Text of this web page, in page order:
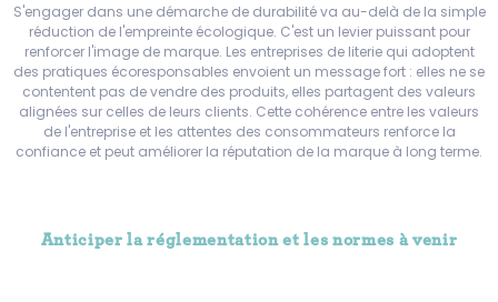
S'engager dans une démarche de durabilité va au-delà de la simple
réduction de l'empreinte écologique. C'est un levier puissant pour
renforcer l'image de marque. Les entreprises de literie qui adoptent
des pratiques écoresponsables envoient un message fort : elles ne se
contentent pas de vendre des produits, elles partagent des valeurs
alignées sur celles de leurs clients. Cette cohérence entre les valeurs
de l'entreprise et les attentes des consommateurs renforce la
confiance et peut améliorer la réputation de la marque à long terme.
Anticiper la réglementation et les normes à venir